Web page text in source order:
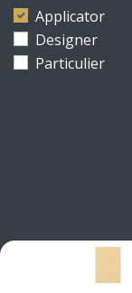
Applicator
Designer
Particulier
Copyright ©
Aangeboden